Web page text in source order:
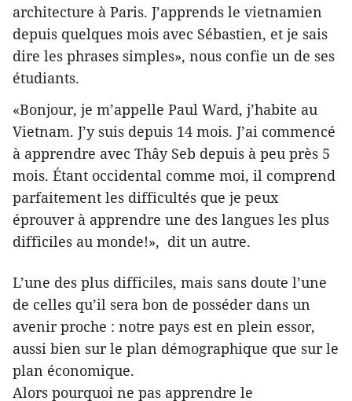
architecture à Paris. J’apprends le vietnamien
depuis quelques mois avec Sébastien, et je sais
dire les phrases simples», nous confie un de ses
étudiants.
«Bonjour, je m’appelle Paul Ward, j’habite au
Vietnam. J’y suis depuis 14 mois. J’ai commencé
à apprendre avec Thây Seb depuis à peu près 5
mois. Étant occidental comme moi, il comprend
parfaitement les difficultés que je peux
éprouver à apprendre une des langues les plus
difficiles au monde!», dit un autre.
L’une des plus difficiles, mais sans doute l’une
de celles qu’il sera bon de posséder dans un
avenir proche : notre pays est en plein essor,
aussi bien sur le plan démographique que sur le
plan économique.
Alors pourquoi ne pas apprendre le